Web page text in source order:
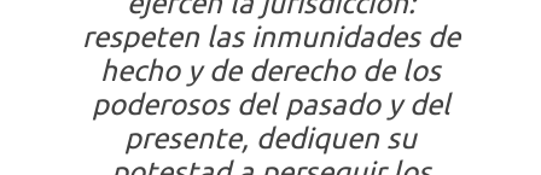
respeten las inmunidades de
hecho y de derecho de los
poderosos del pasado y del
presente, dediquen su